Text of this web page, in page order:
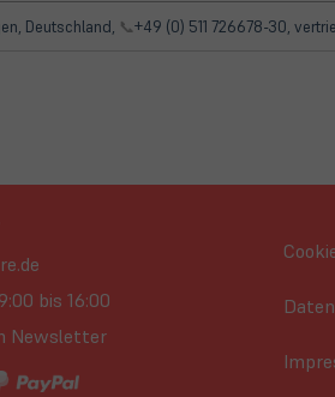
neuem
Deutschland, 📞+49 (0) 511 726678-30,
bis 16:00
Newsletter